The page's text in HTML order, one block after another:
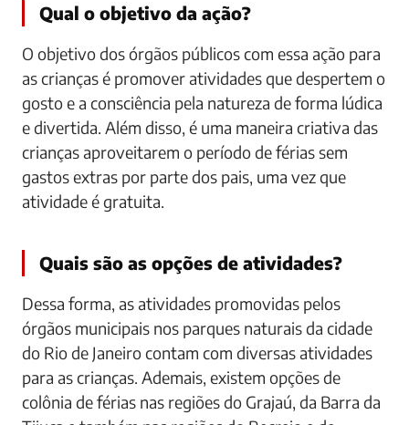
Qual o objetivo da ação?
O objetivo dos órgãos públicos com essa ação para
as crianças é promover atividades que despertem o
gosto e a consciência pela natureza de forma lúdica
e divertida. Além disso, é uma maneira criativa das
crianças aproveitarem o período de férias sem
gastos extras por parte dos pais, uma vez que
atividade é gratuita.
Quais são as opções de atividades?
Dessa forma, as atividades promovidas pelos
órgãos municipais nos parques naturais da cidade
do Rio de Janeiro contam com diversas atividades
para as crianças. Ademais, existem opções de
colônia de férias nas regiões do Grajaú, da Barra da